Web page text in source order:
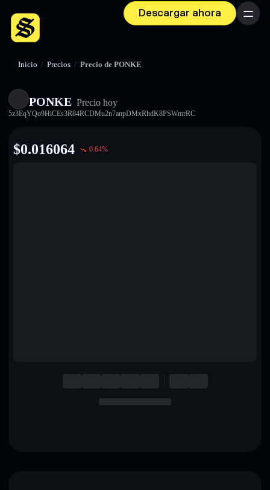
Descargar ahora Menú
Inicio / Precios / Precio de PONKE
PONKE Precio hoy
5z3EqYQo9HiCEs3R84RCDMu2n7anpDMxRhdK8PSWmrRC
$0.016064 0.64%